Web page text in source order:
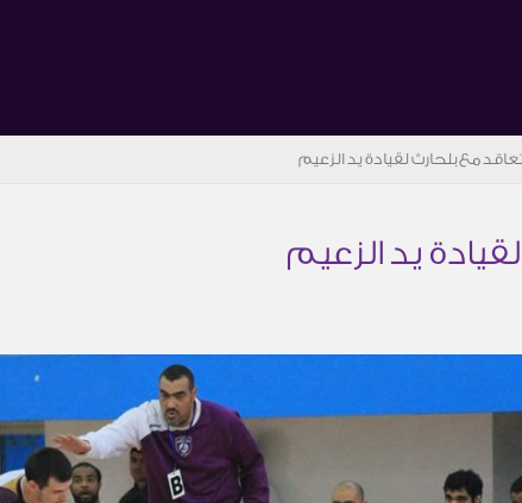
مع بلحارث لقيادة يد الزعيم
يد الزعيم